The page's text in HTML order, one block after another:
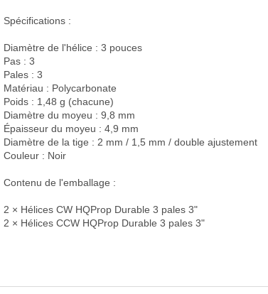
Spécifications :
Diamètre de l'hélice : 3 pouces
Pas : 3
Pales : 3
Matériau : Polycarbonate
Poids : 1,48 g (chacune)
Diamètre du moyeu : 9,8 mm
Épaisseur du moyeu : 4,9 mm
Diamètre de la tige : 2 mm / 1,5 mm / double ajustement
Couleur : Noir
Contenu de l'emballage :
2 × Hélices CW HQProp Durable 3 pales 3"
2 × Hélices CCW HQProp Durable 3 pales 3"